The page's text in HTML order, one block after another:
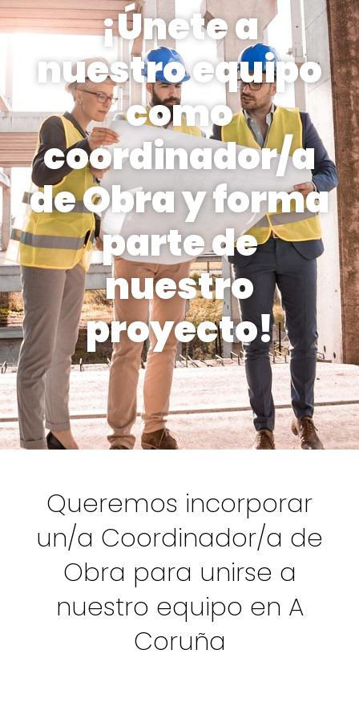
¡Únete a
nuestro equipo
como
coordinador/a
de Obra y forma
parte de
nuestro
proyecto!
Queremos incorporar
un/a Coordinador/a de
Obra para unirse a
nuestro equipo en A
Coruña